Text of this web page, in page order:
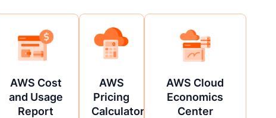
AWS Cost
and Usage
Report
AWS
Pricing
Calculator
AWS Cloud
Economics
Center